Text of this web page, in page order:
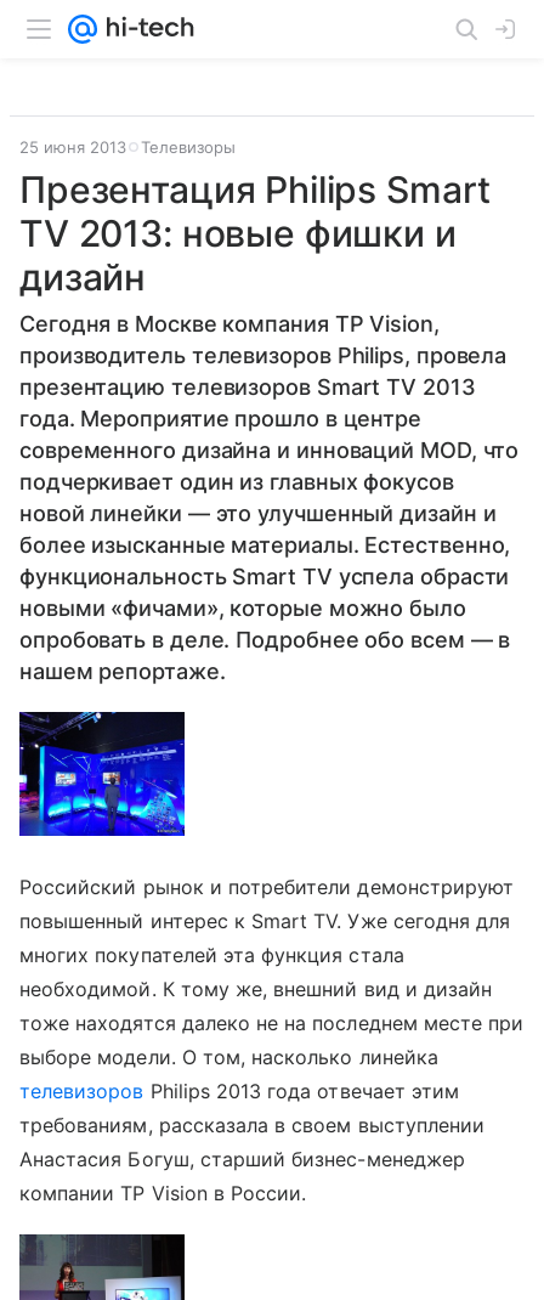
25 июня 2013 Телевизоры
Презентация Philips Smart
TV 2013: новые фишки и
дизайн
Сегодня в Москве компания TP Vision,
производитель телевизоров Philips, провела
презентацию телевизоров Smart TV 2013
года. Мероприятие прошло в центре
современного дизайна и инноваций MOD, что
подчеркивает один из главных фокусов
новой линейки — это улучшенный дизайн и
более изысканные материалы. Естественно,
функциональность Smart TV успела обрасти
новыми «фичами», которые можно было
опробовать в деле. Подробнее обо всем — в
нашем репортаже.
Российский рынок и потребители демонстрируют
повышенный интерес к Smart TV. Уже сегодня для
многих покупателей эта функция стала
необходимой. К тому же, внешний вид и дизайн
тоже находятся далеко не на последнем месте при
выборе модели. О том, насколько линейка
телевизоров Philips 2013 года отвечает этим
требованиям, рассказала в своем выступлении
Анастасия Богуш, старший бизнес-менеджер
компании TP Vision в России.